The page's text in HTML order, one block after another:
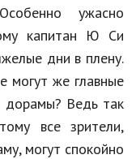
ужасно
капитан Ю Си
дни в плену.
могут же главные
дорамы? Ведь так
все зрители,
могут спокойно